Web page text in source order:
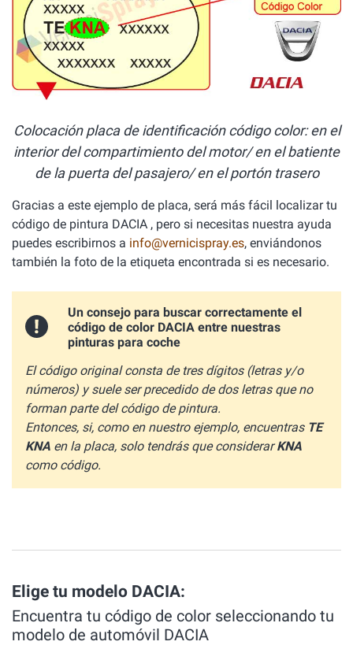
Colocación placa de identificación código color: en el
interior del compartimiento del motor/ en el batiente
de la puerta del pasajero/ en el portón trasero
Gracias a este ejemplo de placa, será más fácil localizar tu
código de pintura DACIA , pero si necesitas nuestra ayuda
puedes escribirnos a info@vernicispray.es, enviándonos
también la foto de la etiqueta encontrada si es necesario.
Un consejo para buscar correctamente el
código de color DACIA entre nuestras
pinturas para coche
El código original consta de tres dígitos (letras y/o
números) y suele ser precedido de dos letras que no
forman parte del código de pintura.
Entonces, si, como en nuestro ejemplo, encuentras TE
KNA en la placa, solo tendrás que considerarKNA
como código.
Elige tu modelo DACIA:
Encuentra tu código de color seleccionando tu
modelo de automóvil DACIA